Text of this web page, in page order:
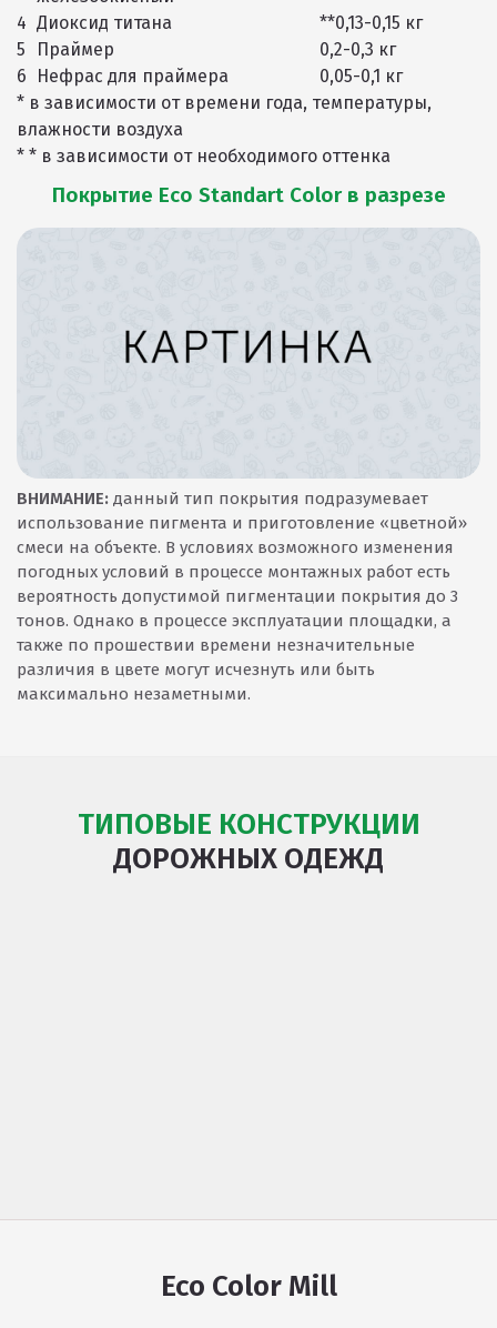
4 Диоксид титана
**0,13-0,15 кг
5
Праймер
0,2-0,3 кг
6
Нефрас для праймера
0,05-0,1 кг
* в зависимости от времени года, температуры,
влажности воздуха
* * в зависимости от необходимого оттенка
Покрытие Eco Standart Color в разрезе
ВНИМАНИЕ: данный тип покрытия подразумевает
использование пигмента и приготовление «цветной»
смеси на объекте. В условиях возможного изменения
погодных условий в процессе монтажных работ есть
вероятность допустимой пигментации покрытия до 3
тонов. Однако в процессе эксплуатации площадки, а
также по прошествии времени незначительные
различия в цвете могут исчезнуть или быть
максимально незаметными.
ТИПОВЫЕ КОНСТРУКЦИИ
ДОРОЖНЫХ ОДЕЖД
Eco Color Mill